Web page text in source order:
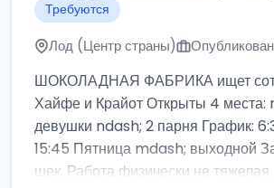
Требуются
Лод (Центр страны)
ШОКОЛАДНАЯ ФАБРИКА ищет
Хайфе и Крайот Открыты 4 места:
девушки ndash; 2 парня График:
15:45 Пятница mdash; выходной
шек. Работа физически не тяжелая ...